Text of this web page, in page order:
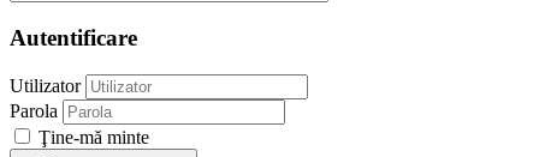
Autentificare
Utilizator
Parola
Ţine-mă minte